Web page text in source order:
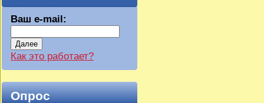
Ваш e-mail:
Далее
Как это работает?
Опрос